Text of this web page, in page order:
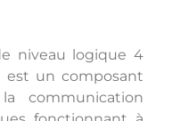
niveau logique 4
est un composant
communication